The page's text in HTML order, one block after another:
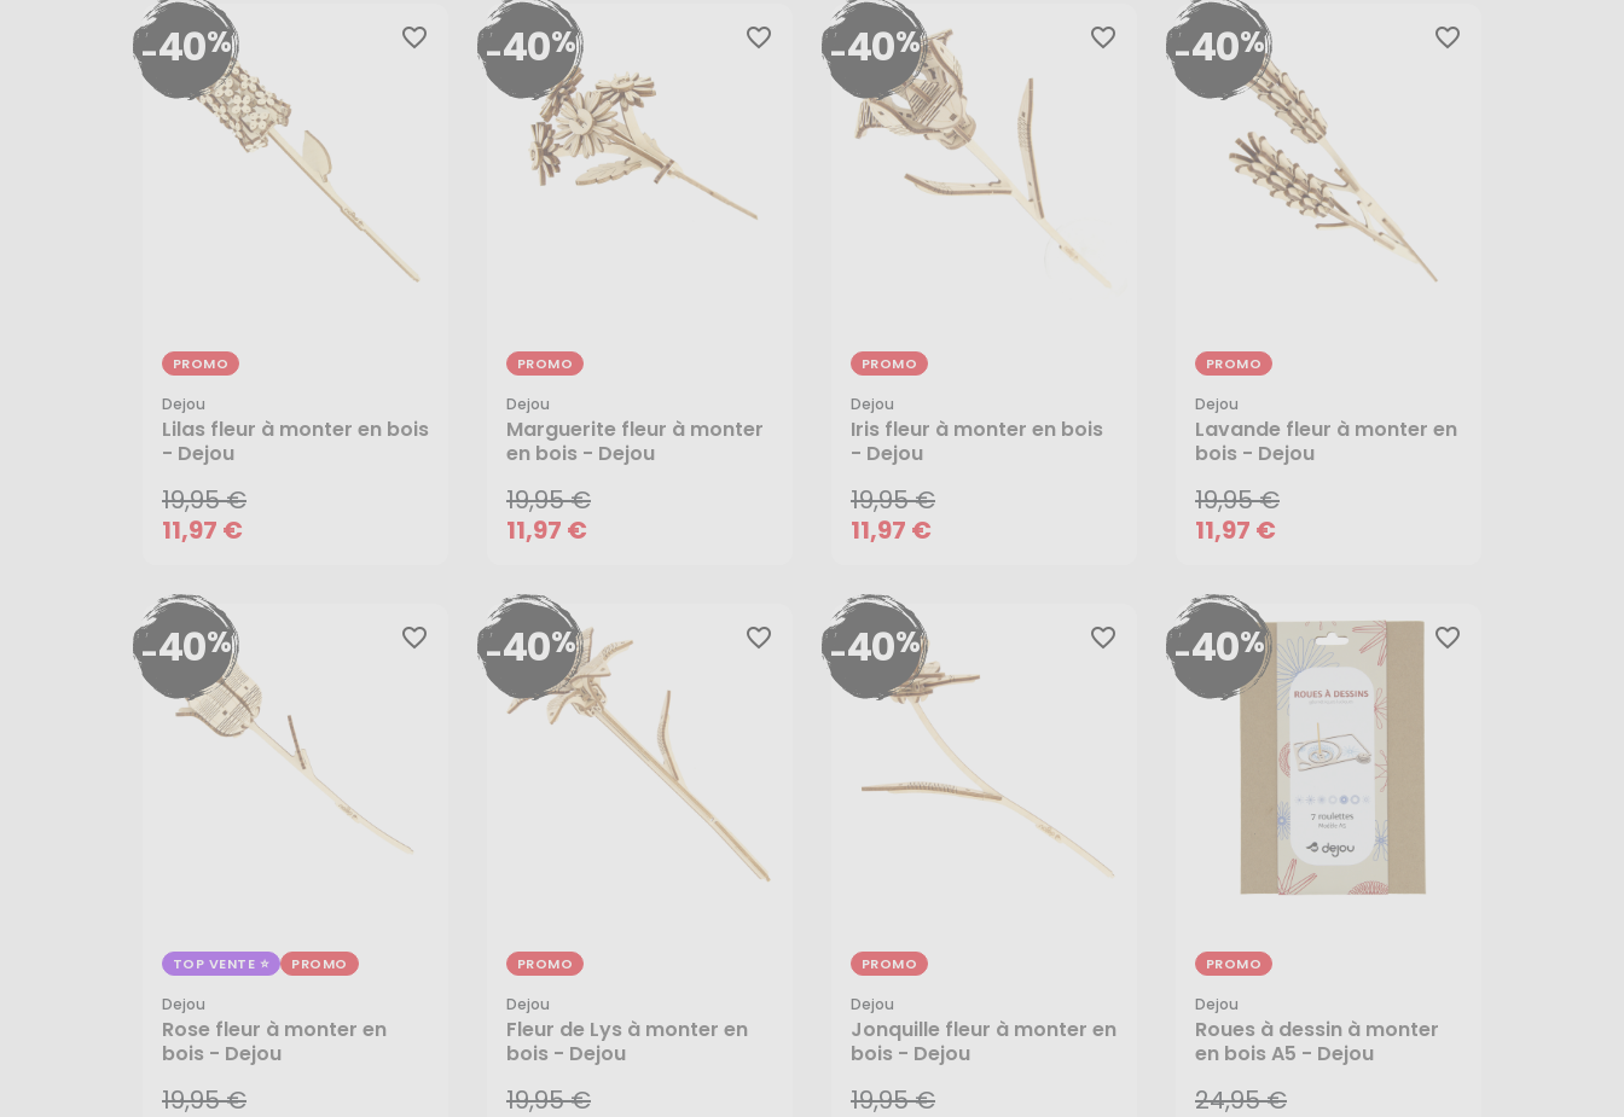
favorite_border
-40%
PROMO
Dejou
Lilas fleur à monter en bois
- Dejou
19,95 €
11,97 €
19,95 €
11,97 €
AJOUTER AU PANIER
favorite_border
-40%
PROMO
Dejou
Marguerite fleur à monter
en bois - Dejou
19,95 €
11,97 €
19,95 €
11,97 €
AJOUTER AU PANIER
favorite_border
-40%
PROMO
Dejou
Iris fleur à monter en bois
- Dejou
19,95 €
11,97 €
19,95 €
11,97 €
AJOUTER AU PANIER
favorite_border
-40%
PROMO
Dejou
Lavande fleur à monter en
bois - Dejou
19,95 €
11,97 €
19,95 €
11,97 €
AJOUTER AU PANIER
favorite_border
-40%
TOP VENTE PROMO
Dejou
Rose fleur à monter en
bois - Dejou
19,95 €
19,95 €
11,97 €
favorite_border
-40%
PROMO
Dejou
Fleur de Lys à monter en
bois - Dejou
19,95 €
19,95 €
11,97 €
favorite_border
-40%
PROMO
Dejou
Jonquille fleur à monter en
bois - Dejou
19,95 €
19,95 €
11,97 €
favorite_border
-40%
PROMO
Dejou
Roues à dessin à monter
en bois A5 - Dejou
24,95 €
24,95 €
14,97 €